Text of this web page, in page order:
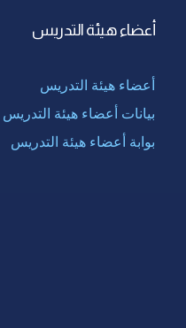
أعضاء هيئة التدريس
أعضاء هيئة التدريس
بيانات أعضاء هيئة التدريس
بوابة أعضاء هيئة التدريس